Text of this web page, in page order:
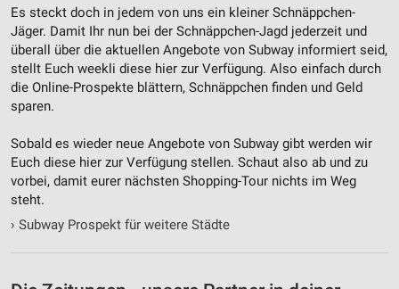
Es steckt doch in jedem von uns ein kleiner Schnäppchen-
Jäger. Damit Ihr nun bei der Schnäppchen-Jagd jederzeit und
überall über die aktuellen Angebote von Subway informiert seid,
stellt Euch weekli diese hier zur Verfügung. Also einfach durch
die Online-Prospekte blättern, Schnäppchen finden und Geld
sparen.
Sobald es wieder neue Angebote von Subway gibt werden wir
Euch diese hier zur Verfügung stellen. Schaut also ab und zu
vorbei, damit eurer nächsten Shopping-Tour nichts im Weg
steht.
› Subway Prospekt für weitere Städte